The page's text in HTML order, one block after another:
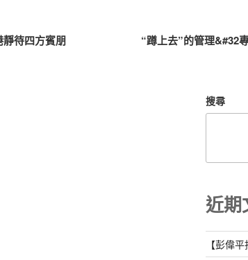
待四方賓朋 “蹲上去”的管理&#32
搜尋
近期
【彭偉